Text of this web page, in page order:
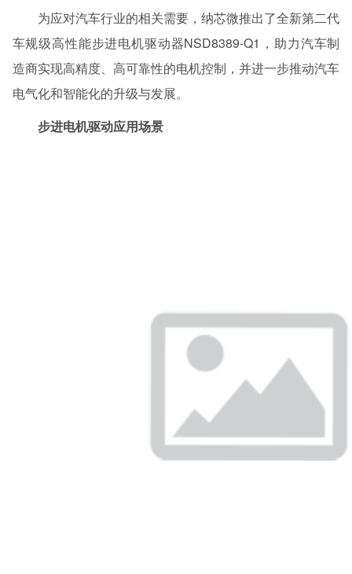
为应对汽车行业的相关需要，纳芯微推出了全新第二代
车规级高性能步进电机驱动器NSD8389-Q1，助力汽车制
造商实现高精度、高可靠性的电机控制，并进一步推动汽车
电气化和智能化的升级与发展。
步进电机驱动应用场景